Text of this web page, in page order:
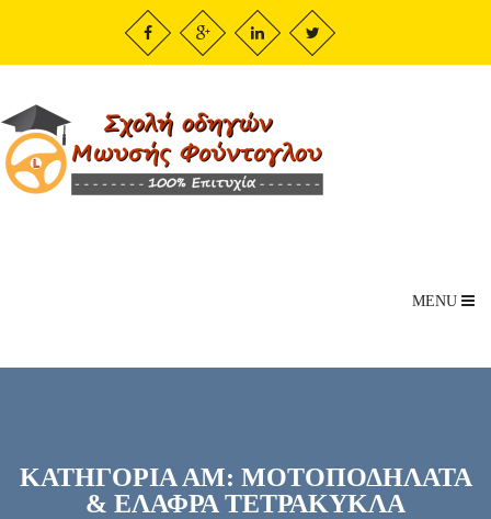
MENU
ΚΑΤΗΓΟΡΙΑ ΑΜ: ΜΟΤΟΠΟΔΗΛΑΤΑ
& ΕΛΑΦΡΑ ΤΕΤΡΑΚΥΚΛΑ